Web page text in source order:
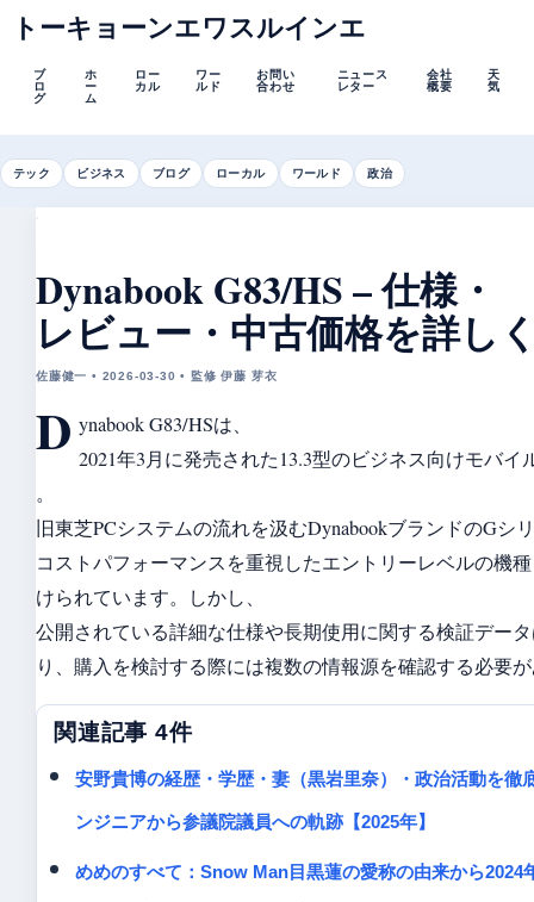
トーキョーンエワスルインエ
ブ
ロ
グ
ホ
ー
ム
ロー
カル
ワー
ルド
お問い
合わせ
ニュース
レター
会社
概要
天
気
テック ビジネス ブログ ローカル ワールド 政治
Dynabook G83/HS – 仕様・
レビュー・中古価格を詳し
佐藤健一 • 2026-03-30 • 監修 伊藤 芽衣
D ynabook G83/HSは、
2021年3月に発売された13.3型のビジネス向けモバイ
。
旧東芝PCシステムの流れを汲むDynabookブランドのGシ
コストパフォーマンスを重視したエントリーレベルの機
けられています。しかし、
公開されている詳細な仕様や長期使用に関する検証デー
り、購入を検討する際には複数の情報源を確認する必要
関連記事 4件
安野貴博の経歴・学歴・妻（黒岩里奈）・政治活動を徹
ンジニアから参議院議員への軌跡【2025年】
めめのすべて：Snow Man目黒蓮の愛称の由来から2024